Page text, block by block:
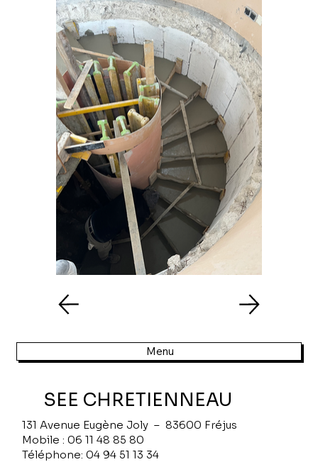
Menu
SEE CHRETIENNEAU
131 Avenue Eugène Joly – 83600 Fréjus
Mobile : 06 11 48 85 80
Téléphone: 04 94 51 13 34